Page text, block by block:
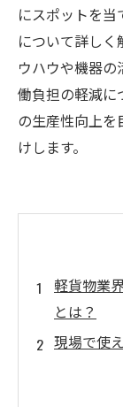
にスポットを
について詳しく
ウハウや機器
働負担の軽減に
の生産性向上を
けします。
軽貨物業
とは？
現場で使
積み降ろ